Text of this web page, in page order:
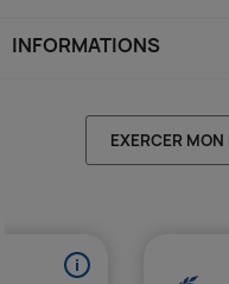
INFORMATIONS
EXERCER